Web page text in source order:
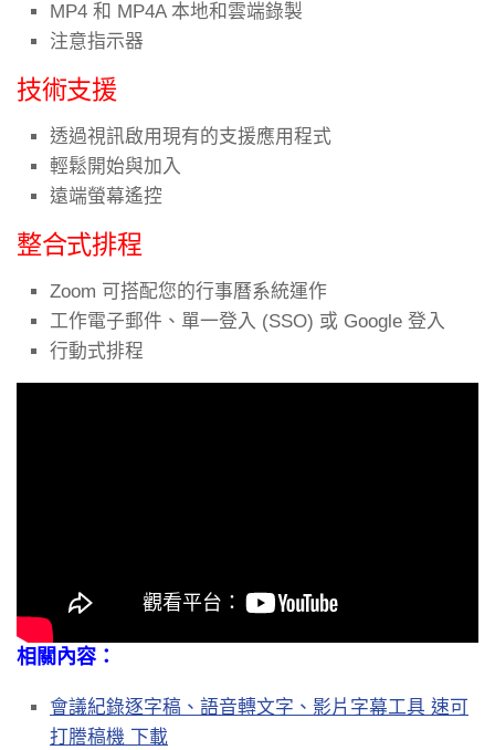
MP4 和 MP4A 本地和雲端錄製
注意指示器
技術支援
透過視訊啟用現有的支援應用程式
輕鬆開始與加入
遠端螢幕遙控
整合式排程
Zoom 可搭配您的行事曆系統運作
工作電子郵件、單一登入 (SSO) 或 Google 登入
行動式排程
相關內容：
會議紀錄逐字稿、語音轉文字、影片字幕工具 速可
打謄稿機 下載